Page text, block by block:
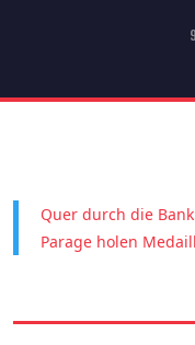
Quer durch die
Parage holen